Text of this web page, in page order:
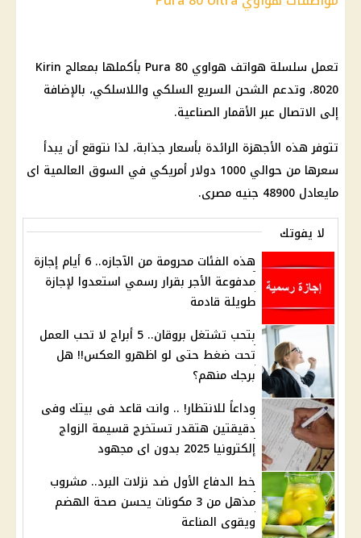
تعمل سلسلة هواتف هواوي Pura 80 بأكملها بمعالج Kirin
8020، وتدعم الشحن السريع السلكي واللاسلكي، بالإضافة
إلى الاتصال عبر الأقمار الصناعية.
تتوفر هذه الأجهزة الرائدة بأسعار جذابة، لذا نتوقع أن يبدأ
سعرها من حوالي 1000 دولار أمريكي في السوق العالمية اى
مايعادل 48900 جنيه مصرى.
لا يفوتك
هذه الفئات محرومة من الآجازه.. 6 أيام إجازة
مدفوعة الأجر بقرار رسمي استعدوا لإجازة
طويلة قادمة
بتحب تشتغل بروقان.. 5 أبراج لا تحب العمل
تحت ضغط حتى لو اظهرو العكس!! هل
برجك منهم؟
وداعاً للانتظار! .. وانت قاعد فى بيتك وفى
دقيقتين هتقدر تستخرج قسيمة الزواج
إلكترونيا 2025 بدون اى مجهود
خط الدفاع الأول ضد نزلات البرد.. مشروب
مذهل من 3 مكونات يحسن صحة الهضم
ويقوى المناعة